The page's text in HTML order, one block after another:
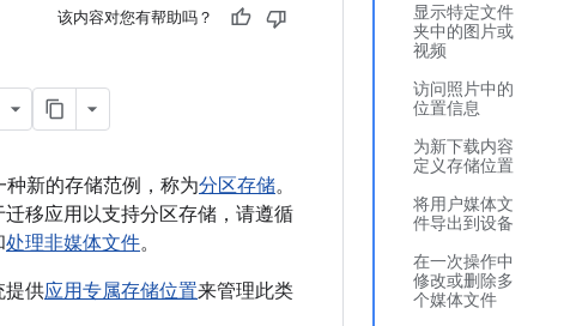
显示特定文件
夹中的图片或
视频
访问照片中的
位置信息
为新下载内容
定义存储位置
将用户媒体文
件导出到设备
在一次操作中
修改或删除多
个媒体文件
该内容对您有帮助吗？
新的存储范例，称为分区存储。
移应用以支持分区存储，请遵循
处理非媒体文件。
提供应用专属存储位置来管理此类